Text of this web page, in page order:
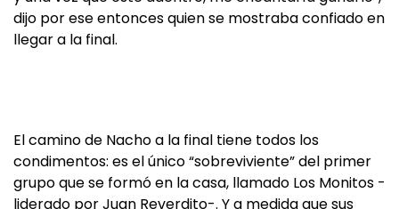
dijo por ese entonces quien se mostraba confiado en
llegar a la final.
El camino de Nacho a la final tiene todos los
condimentos: es el único “sobreviviente” del primer
grupo que se formó en la casa, llamado Los Monitos -
liderado por Juan Reverdito-. Y a medida que sus